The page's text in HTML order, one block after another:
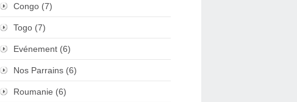
Congo (7)
Togo (7)
Evénement (6)
Nos Parrains (6)
Roumanie (6)